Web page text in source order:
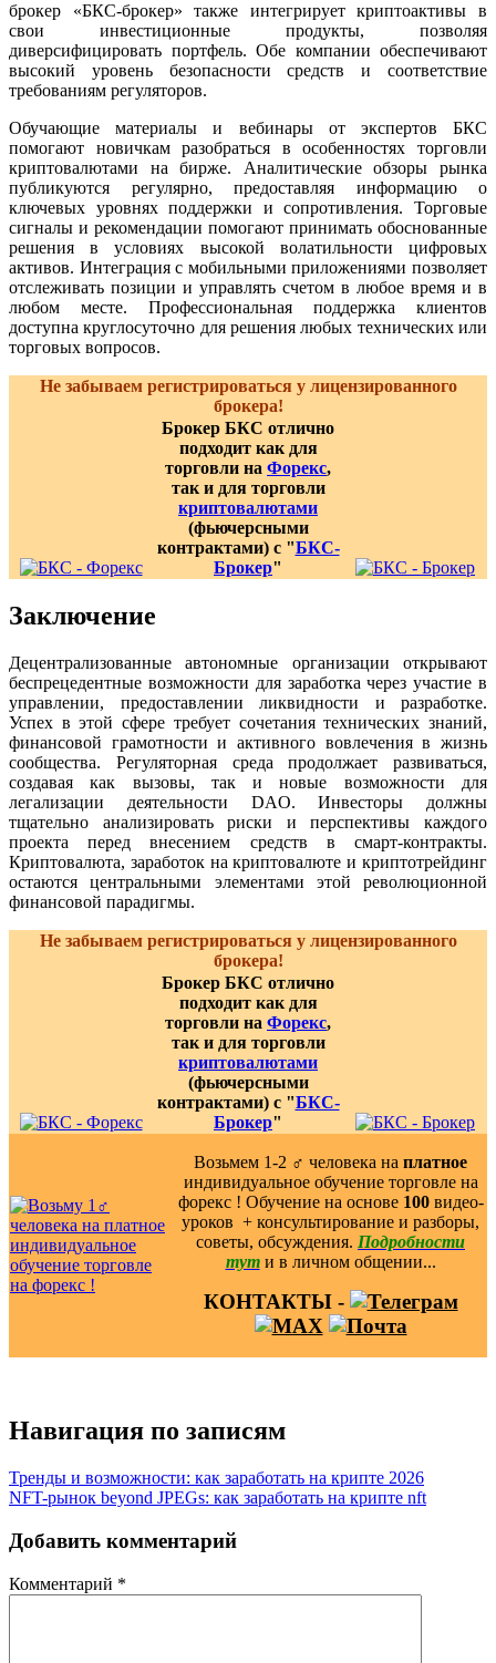
брокер «БКС-брокер» также интегрирует криптоактивы в
свои инвестиционные продукты, позволяя
диверсифицировать портфель. Обе компании обеспечивают
высокий уровень безопасности средств и соответствие
требованиям регуляторов.
Обучающие материалы и вебинары от экспертов БКС
помогают новичкам разобраться в особенностях торговли
криптовалютами на бирже. Аналитические обзоры рынка
публикуются регулярно, предоставляя информацию о
ключевых уровнях поддержки и сопротивления. Торговые
сигналы и рекомендации помогают принимать обоснованные
решения в условиях высокой волатильности цифровых
активов. Интеграция с мобильными приложениями позволяет
отслеживать позиции и управлять счетом в любое время и в
любом месте. Профессиональная поддержка клиентов
доступна круглосуточно для решения любых технических или
торговых вопросов.
Не забываем регистрироваться у лицензированного
брокера!
Брокер БКС отлично
подходит как для
торговли на Форекс,
так и для торговли
криптовалютами
(фьючерсными
контрактами) с "БКС-
Брокер"
Заключение
Децентрализованные автономные организации открывают
беспрецедентные возможности для заработка через участие в
управлении, предоставлении ликвидности и разработке.
Успех в этой сфере требует сочетания технических знаний,
финансовой грамотности и активного вовлечения в жизнь
сообщества. Регуляторная среда продолжает развиваться,
создавая как вызовы, так и новые возможности для
легализации деятельности DAO. Инвесторы должны
тщательно анализировать риски и перспективы каждого
проекта перед внесением средств в смарт-контракты.
Криптовалюта, заработок на криптовалюте и криптотрейдинг
остаются центральными элементами этой революционной
финансовой парадигмы.
Не забываем регистрироваться у лицензированного
брокера!
Брокер БКС отлично
подходит как для
торговли на Форекс,
так и для торговли
криптовалютами
(фьючерсными
контрактами) с "БКС-
Брокер"
Возьмем 1-2 ‍♂️ человека на платное
индивидуальное обучение торговле на
форекс ! Обучение на основе 100видео-
уроков ️ + консультирование и разборы,
советы, обсуждения. Подробности
тут и в личном общении...
КОНТАКТЫ -
Навигация по записям
Тренды и возможности: как заработать на крипте 2026
NFT-рынок beyond JPEGs: как заработать на крипте nft
Добавить комментарий
Комментарий *